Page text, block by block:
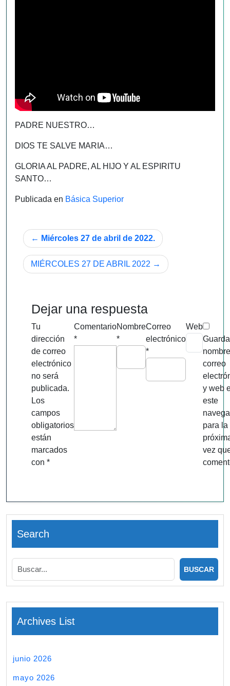
PADRE NUESTRO…
DIOS TE SALVE MARIA…
GLORIA AL PADRE, AL HIJO Y AL ESPIRITU
SANTO…
Publicada en Básica Superior
Navegación
de
entradas
Miércoles 27 de abril de 2022.
MIÉRCOLES 27 DE ABRIL 2022
Dejar una respuesta
Tu
dirección
de correo
electrónico
no será
publicada.
Los
campos
obligatorios
están
marcados
con *
Comentario
*
Nombre
*
Correo
electrónico
*
Web
correo
y web
este
para la
vez
Search
Archives List
junio 2026
mayo 2026